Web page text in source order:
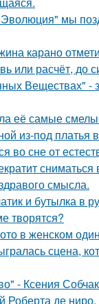
мы
карано
или расчёт, до
Веществах" -
её самые
из-под платья
во сне от
смысла.
и бутылка в
творятся?
в женском
сцена,
- Ксения
Роберта де